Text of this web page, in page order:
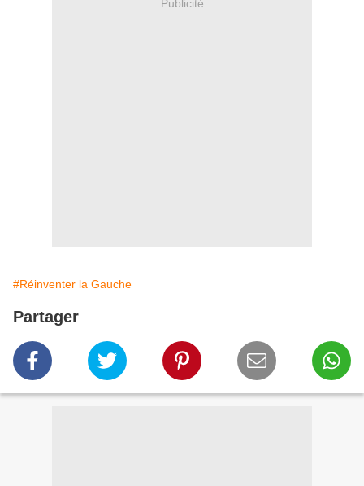
Publicité
#Réinventer la Gauche
Partager